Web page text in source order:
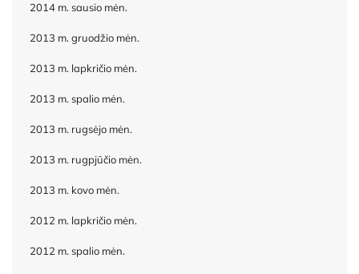
2014 m. sausio mėn.
2013 m. gruodžio mėn.
2013 m. lapkričio mėn.
2013 m. spalio mėn.
2013 m. rugsėjo mėn.
2013 m. rugpjūčio mėn.
2013 m. kovo mėn.
2012 m. lapkričio mėn.
2012 m. spalio mėn.